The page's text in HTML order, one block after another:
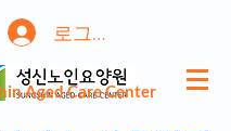
로그인
Aged Care Center